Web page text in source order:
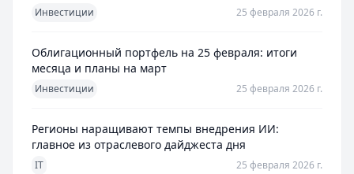
Инвестиции 25 февраля 2026 г.
Облигационный портфель на 25 февраля: итоги
месяца и планы на март
Инвестиции 25 февраля 2026 г.
Регионы наращивают темпы внедрения ИИ:
главное из отраслевого дайджеста дня
IT 25 февраля 2026 г.